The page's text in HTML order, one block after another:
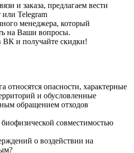
и заказа, предлагаем вести
или Telegram
менеджера, который
на Ваши вопросы.
ВК и получайте скидки!
относятся опасности, характерные
и обусловленные
обращением отходов
совместимостью
о воздействии на